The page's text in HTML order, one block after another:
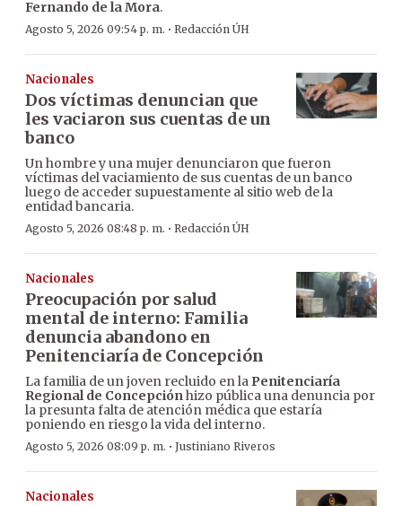
Fernando de la Mora.
Agosto 5, 2026 09:54 p. m. · Redacción ÚH
Nacionales
Dos víctimas denuncian que
les vaciaron sus cuentas de un
banco
Un hombre y una mujer denunciaron que fueron
víctimas del vaciamiento de sus cuentas de un banco
luego de acceder supuestamente al sitio web de la
entidad bancaria.
Agosto 5, 2026 08:48 p. m. · Redacción ÚH
Nacionales
Preocupación por salud
mental de interno: Familia
denuncia abandono en
Penitenciaría de Concepción
La familia de un joven recluido en la Penitenciaría
Regional de Concepciónhizo pública una denuncia por
la presunta falta de atención médica que estaría
poniendo en riesgo la vida del interno.
Agosto 5, 2026 08:09 p. m. · Justiniano Riveros
Nacionales